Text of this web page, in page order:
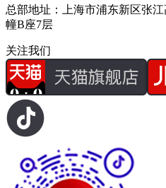
总部地址：上海市浦东新区张
幢B座7层
关注我们